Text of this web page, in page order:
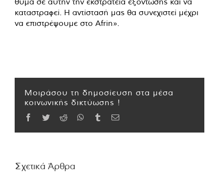
καταστραφεί. Η αντίστασή μας θα συνεχιστεί μέχρι
να επιστρέψουμε στο Afrin».
Μοιράσου τη δημοσίευση στα μέσα
κοινωνικής δικτύωσης !
Facebook
TwitterReddit WhatsApp
TumblrEmail
Σχετικά Άρθρα